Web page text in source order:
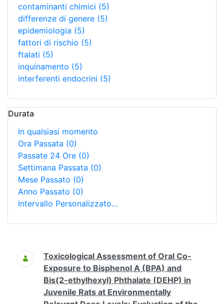
contaminanti chimici (5)
differenze di genere (5)
epidemiologia (5)
fattori di rischio (5)
ftalati (5)
inquinamento (5)
interferenti endocrini (5)
Durata
In qualsiasi momento
Ora Passata (0)
Passate 24 Ore (0)
Settimana Passata (0)
Mese Passato (0)
Anno Passato (0)
Intervallo Personalizzato…
Ricerca
Toxicological Assessment of Oral Co-
Exposure to Bisphenol A (BPA) and
Bis(2-ethylhexyl) Phthalate (DEHP) in
Juvenile Rats at Environmentally